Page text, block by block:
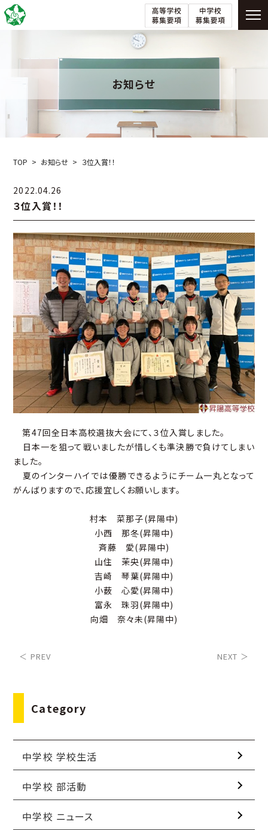
お知らせ
TOP お知らせ ３位入賞！！
2022.04.26
３位入賞！！
第47回全日本高校選抜大会にて、３位入賞しました。
日本一を狙って戦いましたが惜しくも準決勝で負けてしまい
ました。
夏のインターハイでは優勝できるようにチーム一丸となって
がんばりますので、応援宜しくお願いします。
村本 菜那子(昇陽中)
小西 那冬(昇陽中)
斉藤 愛(昇陽中)
山住 茉央(昇陽中)
吉崎 琴葉(昇陽中)
小薮 心愛(昇陽中)
富永 珠羽(昇陽中)
向畑 奈々未(昇陽中)
＜ PREV NEXT ＞
Category
中学校 学校生活
中学校 部活動
中学校 ニュース